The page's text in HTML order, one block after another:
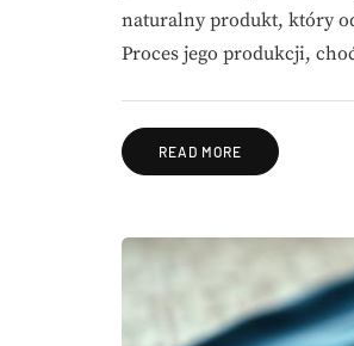
naturalny produkt, który
Proces jego produkcji,
READ MORE